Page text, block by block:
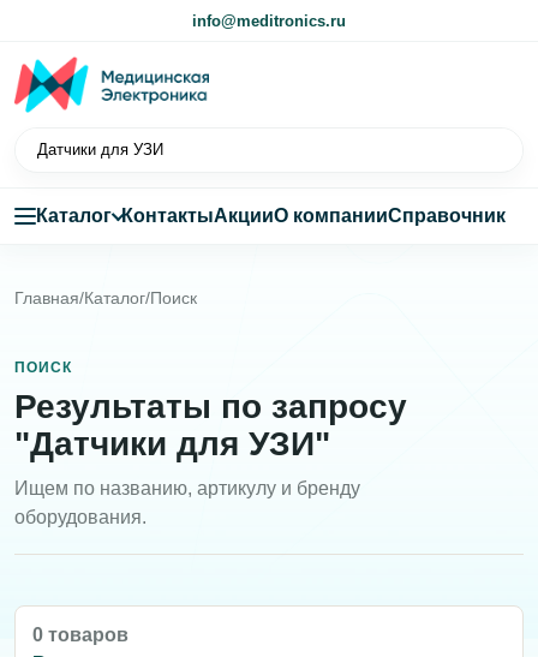
info@meditronics.ru
Каталог КонтактыАкцииО компанииСправочник
Главная/Каталог/Поиск
ПОИСК
Результаты по запросу
"Датчики для УЗИ"
Ищем по названию, артикулу и бренду
оборудования.
0 товаров